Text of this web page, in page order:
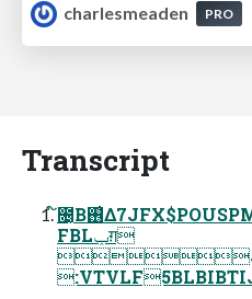
charlesmeaden
PRO
Transcript
໌೔͔Β࢖͑Δ7JFX$POUSPMMFSͷ .FNPSZ-
FBLݕग़